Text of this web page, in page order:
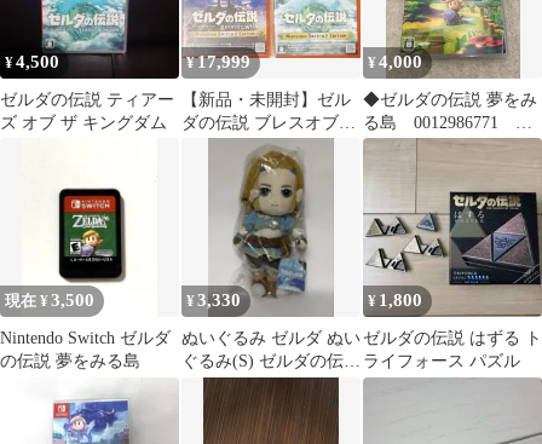
¥4,500
ゼルダの伝説 ティアー
ズ オブ ザ キングダム
¥17,999
【新品・未開封】ゼル
ダの伝説 ブレスオブザ
ワイルド＆ティアーズ
オブザキングダム
¥4,000
◆ゼルダの伝説 夢をみ
る島 0012986771
Switch ソフト
現在 ¥3,500
Nintendo Switch ゼルダ
の伝説 夢をみる島
¥3,330
ぬいぐるみ ゼルダ ぬい
ぐるみ(S) ゼルダの伝説
ブレス オブ ザ ワイル
¥ 1,800
ゼルダの伝説 はずる ト
ライフォース パズル